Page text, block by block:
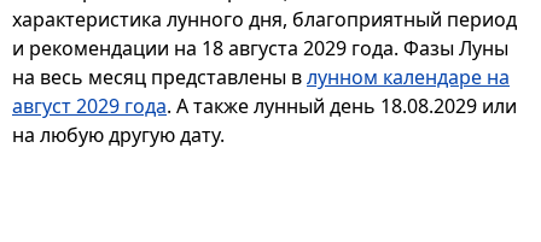
характеристика лунного дня, благоприятный период
и рекомендации на 18 августа 2029 года. Фазы Луны
на весь месяц представлены влунном календаре на
август 2029 года. А также лунный день 18.08.2029 или
на любую другую дату.